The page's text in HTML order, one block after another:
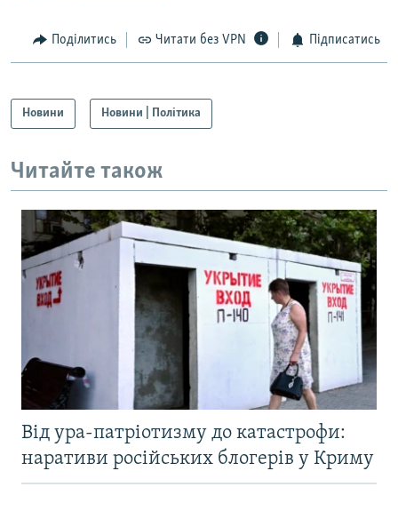
Поділитись Читати без VPN Підписатись
Новини Новини | Політика
Читайте також
Від ура-патріотизму до катастрофи:
наративи російських блогерів у Криму